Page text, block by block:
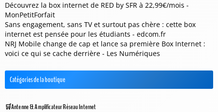
Découvrez la box internet de RED by SFR à 22,99€/mois -
MonPetitForfait
Sans engagement, sans TV et surtout pas chère : cette box
internet est pensée pour les étudiants - edcom.fr
NRJ Mobile change de cap et lance sa première Box Internet :
voici ce qui se cache derrière - Les Numériques
Catégories de la boutique
Antenne & Amplificateur Réseau Internet